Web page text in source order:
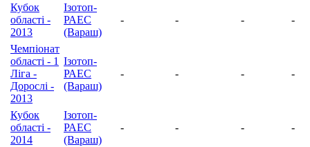
Кубок
області -
2013
Ізотоп-
РАЕС
(Вараш)
- - - -
Чемпіонат
області - 1
Ліга -
Дорослі -
2013
Ізотоп-
РАЕС
(Вараш)
- - - -
Кубок
області -
2014
Ізотоп-
РАЕС
(Вараш)
- - - -